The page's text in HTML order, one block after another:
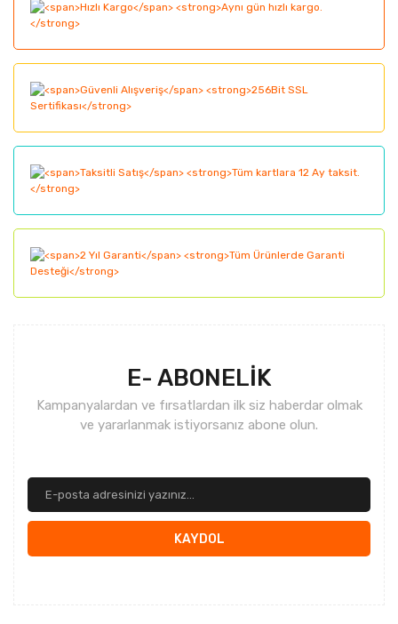
Görüş ve önerileriniz için teşekkür ederiz.
Ürün resmi kalitesiz, bozuk veya görüntülenemiyor.
Ürün açıklamasında eksik bilgiler bulunuyor.
Bu ürüne benzer farklı alternatifler olmalı.
E- ABONELİK
Kampanyalardan ve fırsatlardan ilk siz haberdar olmak
ve yararlanmak istiyorsanız abone olun.
KAYDOL